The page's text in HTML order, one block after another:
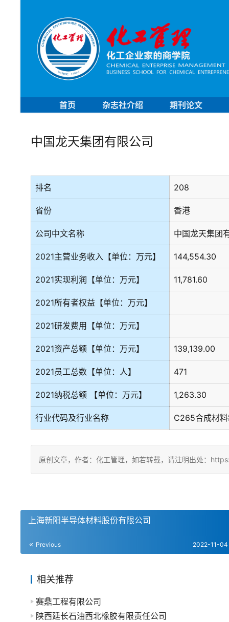
首页 杂志社介绍 期刊论文
中国龙天集团有限公司
排名 208
省份 香港
公司中文名称 中国龙天集团
2021主营业务收入【单位：万元】 144,554.30
2021实现利润【单位：万元】 11,781.60
2021所有者权益【单位：万元】
2021研发费用【单位：万元】
2021资产总额【单位：万元】 139,139.00
2021员工总数【单位：人】 471
2021纳税总额 【单位：万元】 1,263.30
行业代码及行业名称 C265合成材
原创文章，作者：化工管理，如若转载，请注明出处：
上海新阳半导体材料股份有限公司
Previous 2022-11-04
相关推荐
赛鼎工程有限公司
陕西延长石油西北橡胶有限责任公司